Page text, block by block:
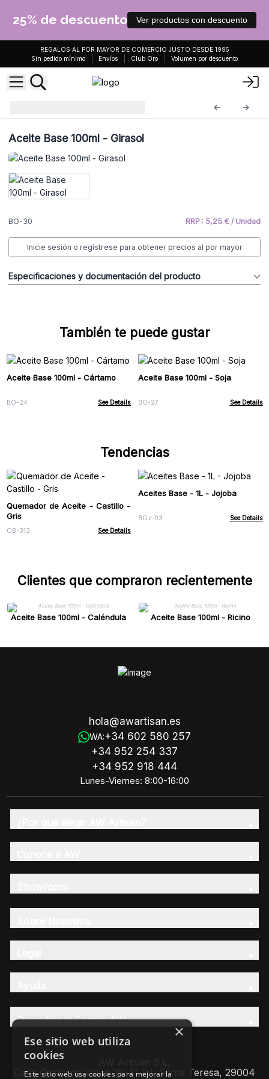
25% de descuento Ver productos con descuento
REGALOS AL POR MAYOR DE COMERCIO JUSTO DESDE 1995
Sin pedido mínimo
Envíos Club Oro Volumen por descuento
Aceite Base 100ml - Girasol
BO-30 RRP : 5,25 € / Unidad
Inicie sesión o regístrese para obtener precios al por mayor
Especificaciones y documentación del producto
También te puede gustar
Aceite Base 100ml - Cártamo
BO-24 See Details
Aceite Base 100ml - Soja
BO-27 See Details
Tendencias
Quemador de Aceite - Castillo -
Gris
OB-313 See Details
Aceites Base - 1L - Jojoba
BOz-03 See Details
Clientes que compraron recientemente
Aceite Base 100ml - Caléndula Aceite Base 100ml - Ricino
hola@awartisan.es
WA:+34 602 580 257
+34 952 254 337
+34 952 918 444
Lunes-Viernes: 8:00-16:00
Descubre la Familia AW
Calle Caleta de Velez 39-41 P.I. Santa Teresa, 29004
×
Ese sitio web utiliza
cookies
Este sitio web usa cookies para mejorar la